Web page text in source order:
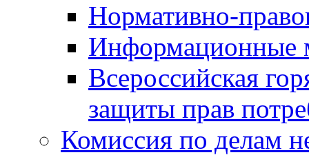
Нормативно-
Информационные
Всероссийская
защиты прав
Комиссия по делам